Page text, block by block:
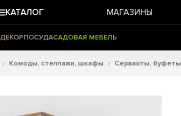
КАТАЛОГ МАГАЗИНЫ
ДЕКОРПОСУДАСАДОВАЯ МЕБЕЛЬ
Комоды, стеллажи, шкафы Серванты, буфеты